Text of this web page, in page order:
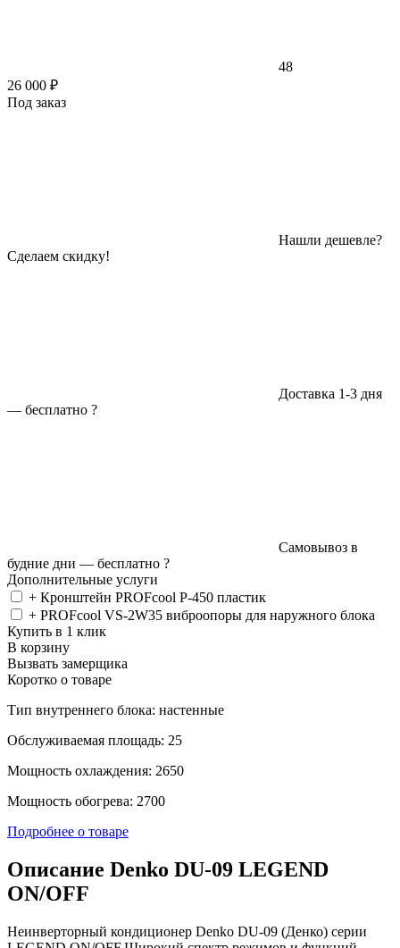
48
26 000 ₽
Под заказ
Нашли дешевле?
Сделаем скидку!
Доставка 1-3 дня
— бесплатно ?
Самовывоз в
будние дни — бесплатно ?
Дополнительные услуги
+ Кронштейн PROFcool P-450 пластик
+ PROFcool VS-2W35 виброопоры для наружного блока
Купить в 1 клик
В корзину
Вызвать замерщика
Коротко о товаре
Тип внутреннего блока: настенные
Обслуживаемая площадь: 25
Мощность охлаждения: 2650
Мощность обогрева: 2700
Подробнее о товаре
Описание Denko DU-09 LEGEND
ON/OFF
Неинверторный кондиционер Denko DU-09 (Денко) серии